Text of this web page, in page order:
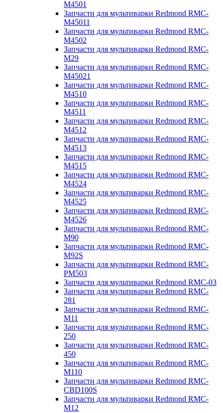
M4501
Запчасти для мультиварки Redmond RMC-
M45011
Запчасти для мультиварки Redmond RMC-
M4502
Запчасти для мультиварки Redmond RMC-
M29
Запчасти для мультиварки Redmond RMC-
M45021
Запчасти для мультиварки Redmond RMC-
M4510
Запчасти для мультиварки Redmond RMC-
M4511
Запчасти для мультиварки Redmond RMC-
M4512
Запчасти для мультиварки Redmond RMC-
M4513
Запчасти для мультиварки Redmond RMC-
M4515
Запчасти для мультиварки Redmond RMC-
M4524
Запчасти для мультиварки Redmond RMC-
M4525
Запчасти для мультиварки Redmond RMC-
M4526
Запчасти для мультиварки Redmond RMC-
M90
Запчасти для мультиварки Redmond RMC-
M92S
Запчасти для мультиварки Redmond RMC-
PM503
Запчасти для мультиварки Redmond RMC-03
Запчасти для мультиварки Redmond RMC-
281
Запчасти для мультиварки Redmond RMC-
M11
Запчасти для мультиварки Redmond RMC-
250
Запчасти для мультиварки Redmond RMC-
450
Запчасти для мультиварки Redmond RMC-
M110
Запчасти для мультиварки Redmond RMC-
CBD100S
Запчасти для мультиварки Redmond RMC-
M12